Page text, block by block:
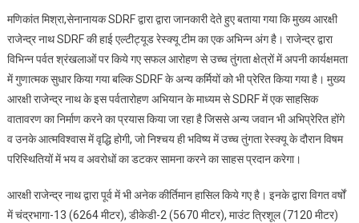
मणिकांत मिश्रा,सेनानायक SDRF द्वारा द्वारा जानकारी देते हुए बताया गया कि मुख्य आरक्षी
राजेन्द्र नाथ SDRF की हाई एल्टीट्यूड रेस्क्यू टीम का एक अभिन्न अंग है। राजेन्द्र द्वारा
विभिन्न पर्वत श्रंखलाओं पर किये गए सफल आरोहण से उच्च तुंगता क्षेत्रों में अपनी कार्यक्षमता
में गुणात्मक सुधार किया गया बल्कि SDRF के अन्य कर्मियों को भी प्रेरित किया गया है। मुख्य
आरक्षी राजेन्द्र नाथ के इस पर्वतारोहण अभियान के माध्यम से SDRF में एक साहसिक
वातावरण का निर्माण करने का प्रयास किया जा रहा है जिससे अन्य जवान भी अभिप्रेरित होंगे
व उनके आत्मविश्वास में वृद्धि होगी, जो निश्चय ही भविष्य में उच्च तुंगता रेस्क्यू के दौरान विषम
परिस्थितियों में भय व अवरोधों का डटकर सामना करने का साहस प्रदान करेगा।
आरक्षी राजेन्द्र नाथ द्वारा पूर्व में भी अनेक कीर्तिमान हासिल किये गए है। इनके द्वारा विगत वर्षों
में चंद्रभागा-13 (6264 मीटर), डीकेडी-2 (5670 मीटर), माउंट त्रिशूल (7120 मीटर)